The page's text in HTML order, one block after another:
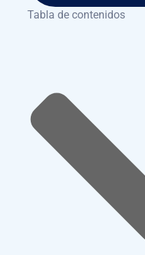
Tabla de contenidos